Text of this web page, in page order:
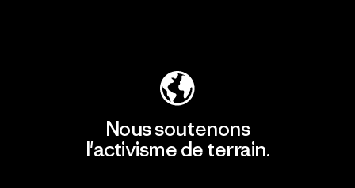
Nous soutenons
l'activisme de terrain.